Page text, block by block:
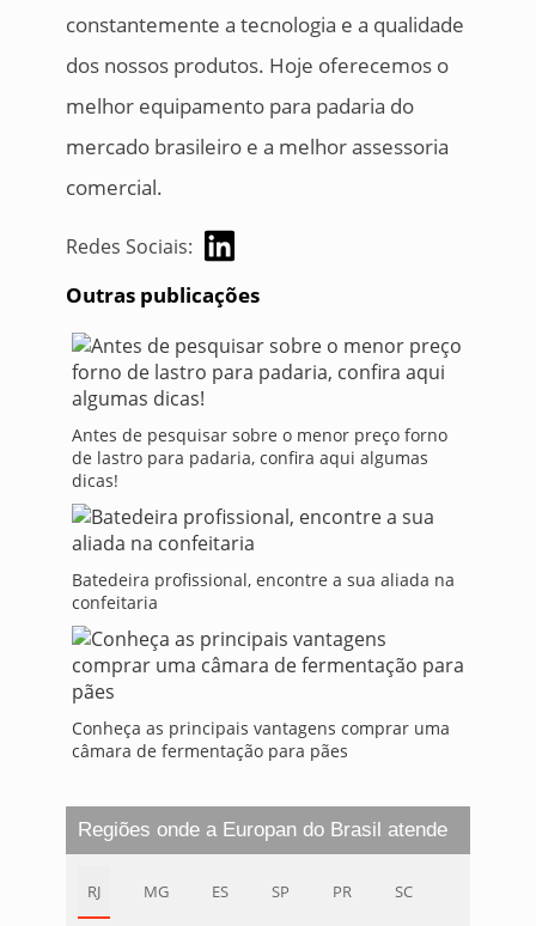
constantemente a tecnologia e a qualidade
dos nossos produtos. Hoje oferecemos o
melhor equipamento para padaria do
mercado brasileiro e a melhor assessoria
comercial.
Redes Sociais:
Outras publicações
Antes de pesquisar sobre o menor preço forno
de lastro para padaria, confira aqui algumas
dicas!
Batedeira profissional, encontre a sua aliada na
confeitaria
Conheça as principais vantagens comprar uma
câmara de fermentação para pães
Regiões onde a Europan do Brasil atende
RJ MG ES SP PR SC